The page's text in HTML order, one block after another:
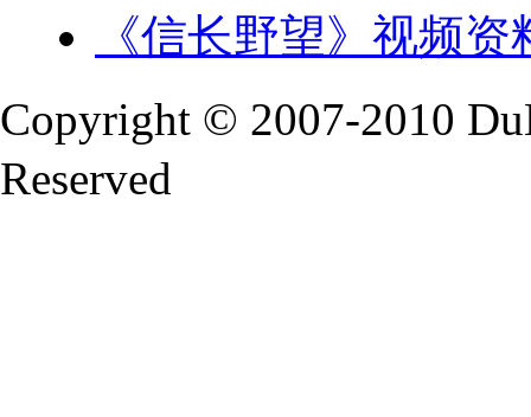
《信长野望》视频
Copyright © 2007-2010
Reserved